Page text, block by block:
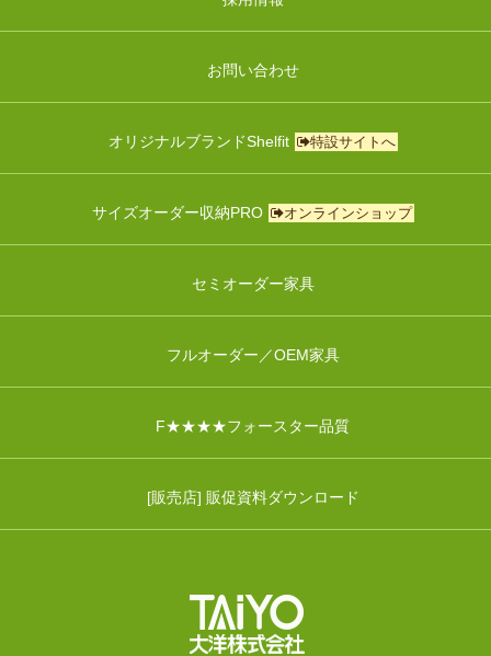
お問い合わせ
オリジナルブランドShelfit 特設サイトへ
サイズオーダー収納PRO オンラインショップ
セミオーダー家具
フルオーダー／OEM家具
F★★★★フォースター品質
[販売店] 販促資料ダウンロード